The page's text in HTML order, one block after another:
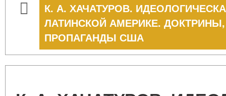
К. А. ХАЧАТУРОВ.
ЛАТИНСКОЙ АМЕРИКЕ.
ПРОПАГАНДЫ США